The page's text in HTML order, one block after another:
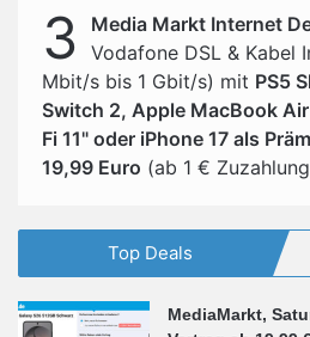
3
Media Markt Internet
Vodafone DSL & Kabel
Mbit/s bis 1 Gbit/s) mit PS5
Switch 2, Apple MacBook
Fi 11" oder iPhone 17 als
19,99 Euro (ab 1 €
Top Deals
MediaMarkt,